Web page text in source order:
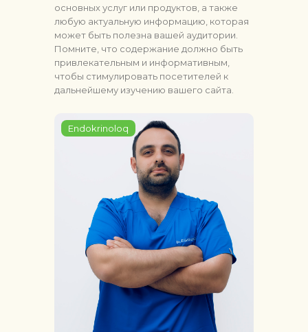
основных услуг или продуктов, а также
любую актуальную информацию, которая
может быть полезна вашей аудитории.
Помните, что содержание должно быть
привлекательным и информативным,
чтобы стимулировать посетителей к
дальнейшему изучению вашего сайта.
Endokrinoloq